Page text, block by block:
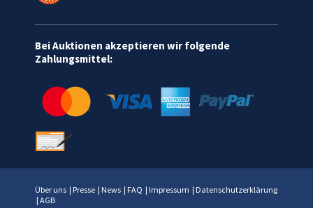
Bei Auktionen akzeptieren wir folgende
Zahlungsmittel:
Über uns | Presse | News | FAQ | Impressum | Datenschutzerklärung
| AGB